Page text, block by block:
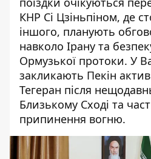
КНР Сі Цзіньпіном, де
іншого, планують
навколо Ірану та
Ормузької протоки. У
закликають Пекін
Тегеран після
Близькому Сході та
припинення вогню.